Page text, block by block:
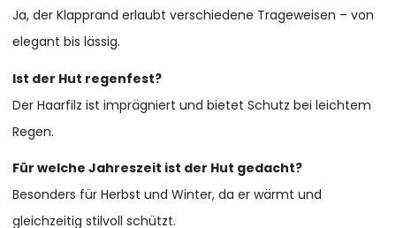
Ja, der Klapprand erlaubt verschiedene Trageweisen – von
elegant bis lässig.
Ist der Hut regenfest?
Der Haarfilz ist imprägniert und bietet Schutz bei leichtem
Regen.
Für welche Jahreszeit ist der Hut gedacht?
Besonders für Herbst und Winter, da er wärmt und
gleichzeitig stilvoll schützt.